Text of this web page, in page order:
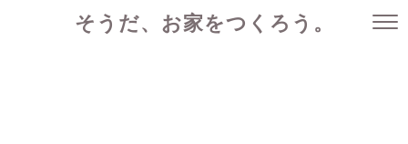
そうだ、お家をつくろう。